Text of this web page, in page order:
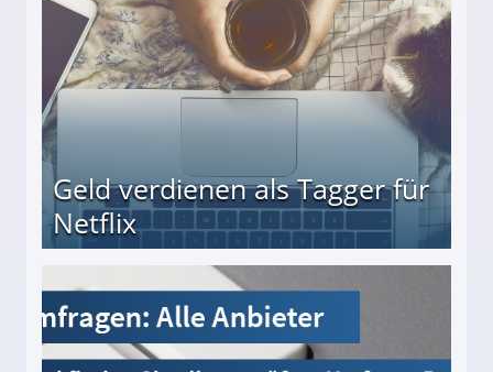
Geld verdienen als Tagger für
Netflix